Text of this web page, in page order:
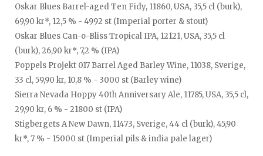
Oskar Blues Barrel-aged Ten Fidy, 11860, USA, 35,5 cl (burk),
69,90 kr*, 12,5 % - 4992 st (Imperial porter & stout)
Oskar Blues Can-o-Bliss Tropical IPA, 12121, USA, 35,5 cl
(burk), 26,90 kr*, 7,2 % (IPA)
Poppels Projekt 017 Barrel Aged Barley Wine, 11038, Sverige,
33 cl, 59,90 kr, 10,8 % - 3000 st (Barley wine)
Sierra Nevada Hoppy 40th Anniversary Ale, 11785, USA, 35,5 cl,
29,90 kr, 6 % - 21800 st (IPA)
Stigbergets A New Dawn, 11473, Sverige, 44 cl (burk), 45,90
kr*, 7 % - 15000 st (Imperial pils & india pale lager)